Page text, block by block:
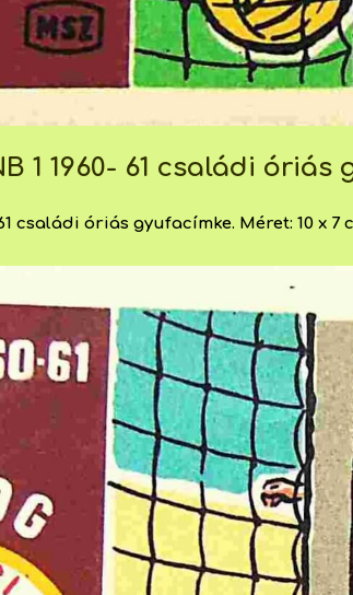
1 1960- 61 családi óriás
családi óriás gyufacímke. Méret: 10 x 7